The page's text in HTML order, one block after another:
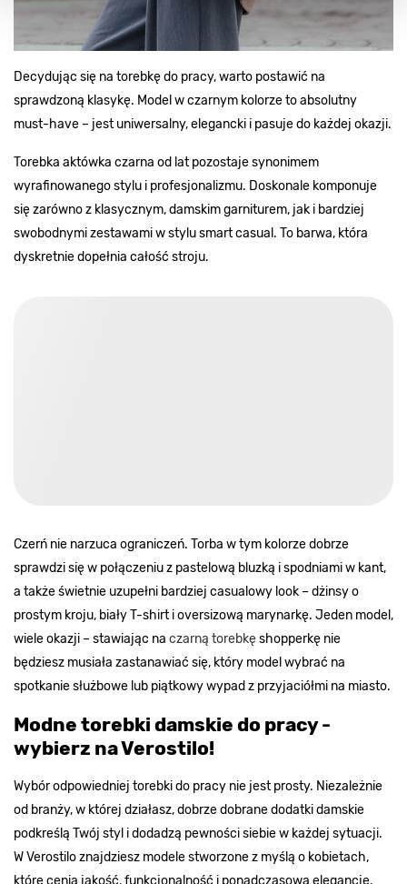
Decydując się na torebkę do pracy, warto postawić na
sprawdzoną klasykę. Model w czarnym kolorze to absolutny
must-have – jest uniwersalny, elegancki i pasuje do każdej okazji.
Torebka aktówka czarna od lat pozostaje synonimem
wyrafinowanego stylu i profesjonalizmu. Doskonale komponuje
się zarówno z klasycznym, damskim garniturem, jak i bardziej
swobodnymi zestawami w stylu smart casual. To barwa, która
dyskretnie dopełnia całość stroju.
Czerń nie narzuca ograniczeń. Torba w tym kolorze dobrze
sprawdzi się w połączeniu z pastelową bluzką i spodniami w kant,
a także świetnie uzupełni bardziej casualowy look – dżinsy o
prostym kroju, biały T-shirt i oversizową marynarkę. Jeden model,
wiele okazji – stawiając na czarną torebkęshopperkę nie
będziesz musiała zastanawiać się, który model wybrać na
spotkanie służbowe lub piątkowy wypad z przyjaciółmi na miasto.
Modne torebki damskie do pracy -
wybierz na Verostilo!
Wybór odpowiedniej torebki do pracy nie jest prosty. Niezależnie
od branży, w której działasz, dobrze dobrane dodatki damskie
podkreślą Twój styl i dodadzą pewności siebie w każdej sytuacji.
W Verostilo znajdziesz modele stworzone z myślą o kobietach,
które cenią jakość, funkcjonalność i ponadczasową elegancję.